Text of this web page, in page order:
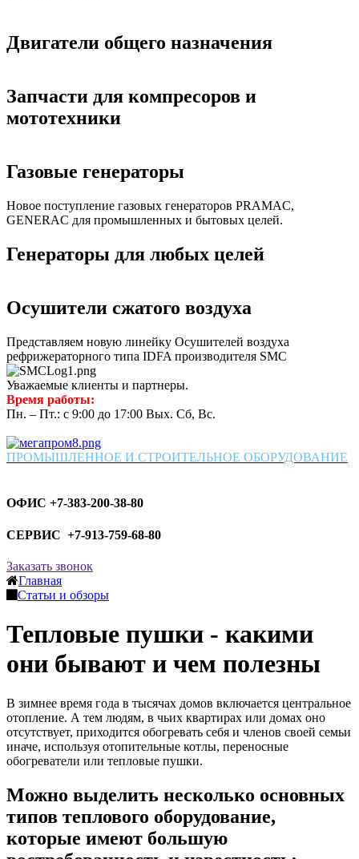
Двигатели общего назначения
Запчасти для компресоров и
мототехники
Газовые генераторы
Новое поступление газовых генераторов PRAMAC,
GENERAC для промышленных и бытовых целей.
Генераторы для любых целей
Осушители сжатого воздуха
Представляем новую линейку Осушителей воздуха
рефрижераторного типа IDFA производителя SMC
Уважаемые клиенты и партнеры.
Время работы:
Пн. – Пт.: с 9:00 до 17:00 Вых. Сб, Вс.
ПРОМЫШЛЕННОЕ И СТРОИТЕЛЬНОЕ ОБОРУДОВАНИЕ
ОФИС +7-383-200-38-80
СЕРВИС +7-913-759-68-80
Заказать звонок
Главная
Статьи и обзоры
Тепловые пушки - какими
они бывают и чем полезны
В зимнее время года в тысячах домов включается центральное
отопление. А тем людям, в чьих квартирах или домах оно
отсутствует, приходится обогревать себя и членов своей семьи
иначе, используя отопительные котлы, переносные
обогреватели или тепловые пушки.
Можно выделить несколько основных
типов теплового оборудование,
которые имеют большую